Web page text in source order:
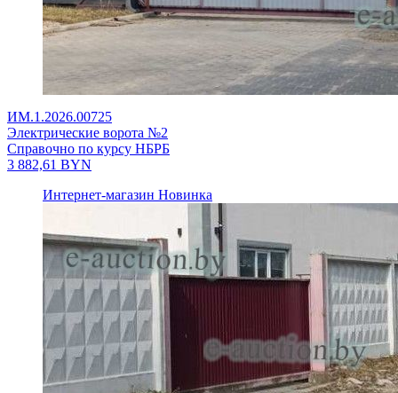
ИМ.1.2026.00725
Электрические ворота №2
Справочно по курсу НБРБ
3 882,61 BYN
Интернет-магазин Новинка